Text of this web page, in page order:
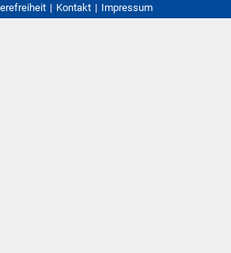
Kontakt Impressum